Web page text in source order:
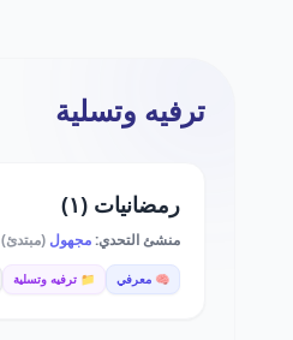
ترفيه وتسلية
رمضانيات (١)
منشئ التحدي:مجهول (مبتدئ)
🧠 معرفي 📁 ترفيه وتسلية